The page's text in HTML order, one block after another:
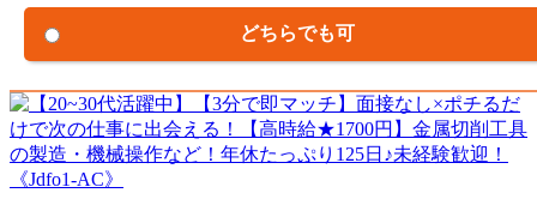
どちらでも可